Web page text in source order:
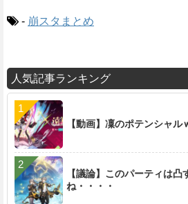
- 崩スタまとめ
人気記事ランキング
【動画】凜のポテンシャル
【議論】このパーティは凸
ね・・・・